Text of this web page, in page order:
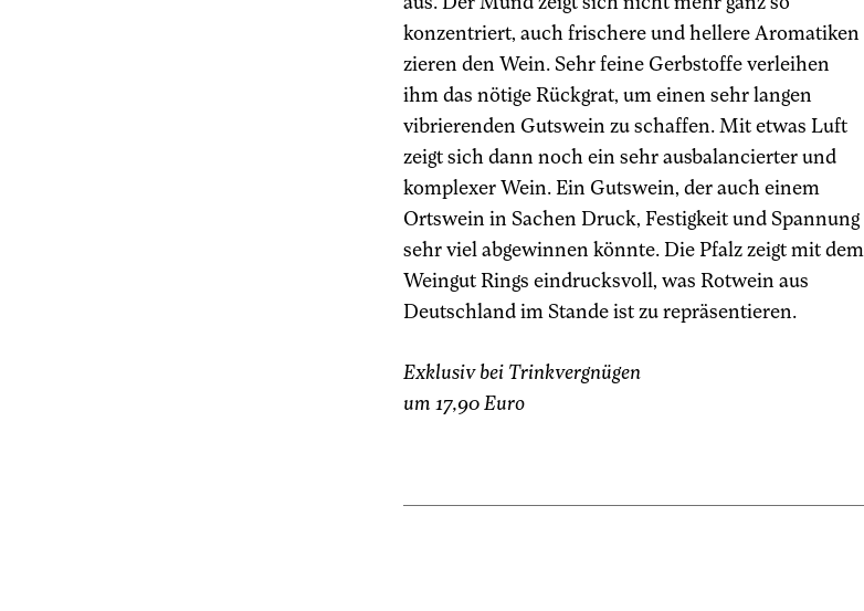
konzentriert, auch frischere und hellere Aromatiken
zieren den Wein. Sehr feine Gerbstoffe verleihen
ihm das nötige Rückgrat, um einen sehr langen
vibrierenden Gutswein zu schaffen. Mit etwas Luft
zeigt sich dann noch ein sehr ausbalancierter und
komplexer Wein. Ein Gutswein, der auch einem
Ortswein in Sachen Druck, Festigkeit und Spannung
sehr viel abgewinnen könnte. Die Pfalz zeigt mit dem
Weingut Rings eindrucksvoll, was Rotwein aus
Deutschland im Stande ist zu repräsentieren.
Exklusiv bei Trinkvergnügen
um 17,90 Euro